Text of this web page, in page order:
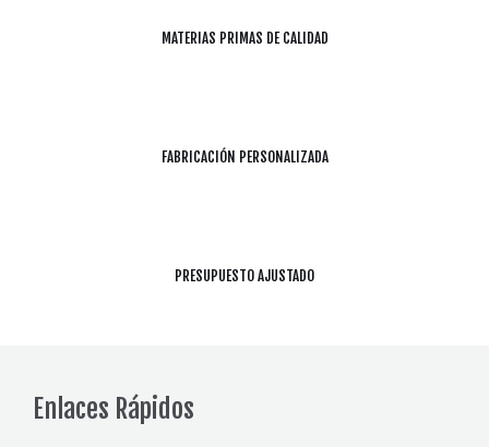
MATERIAS PRIMAS DE CALIDAD
FABRICACIÓN PERSONALIZADA
PRESUPUESTO AJUSTADO
Enlaces Rápidos